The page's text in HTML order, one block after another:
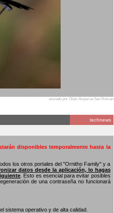
enviado por Olatz Aizpurua San Roman
technews
disponibles temporalmente hasta la
los otros portales del "Ornitho Family" y a
datos desde la aplicación, lo hagas
. Esto es esencial para evitar posibles
de una contraseña no funcionará
sistema operativo y de alta calidad.